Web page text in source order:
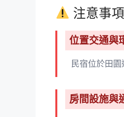
注意事項
位置交通與
民宿位於田
房間設施與